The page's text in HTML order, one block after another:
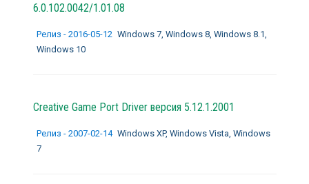
6.0.102.0042/1.01.08
Релиз - 2016-05-12 Windows 7, Windows 8, Windows 8.1,
Windows 10
Creative Game Port Driver версия 5.12.1.2001
Релиз - 2007-02-14 Windows XP, Windows Vista, Windows
7